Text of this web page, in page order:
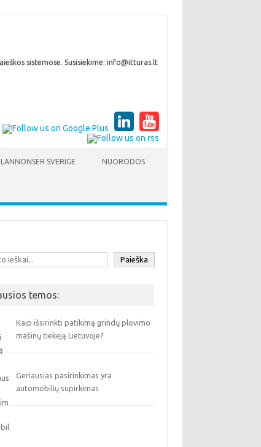
sistemose. Susisiekime: info@itturas.lt
SVERIGE NUORODOS
Paieška
temos:
Kaip išsirinkti patikimą grindų plovimo
mašinų tiekėją Lietuvoje?
Geriausias pasirinkimas yra
automobilių supirkimas